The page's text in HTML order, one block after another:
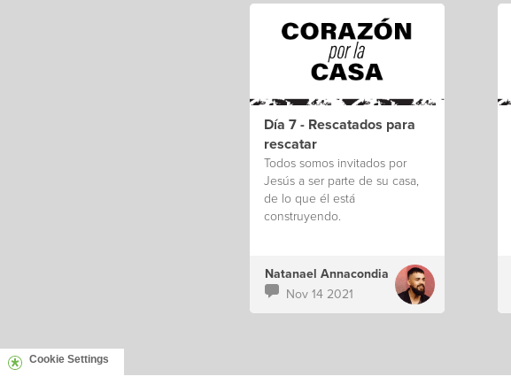
Día 7 - Rescatados para
rescatar
Todos somos invitados por
Jesús a ser parte de su casa,
de lo que él está
construyendo.
Natanael Annacondia
Nov 14 2021
Cookie Settings